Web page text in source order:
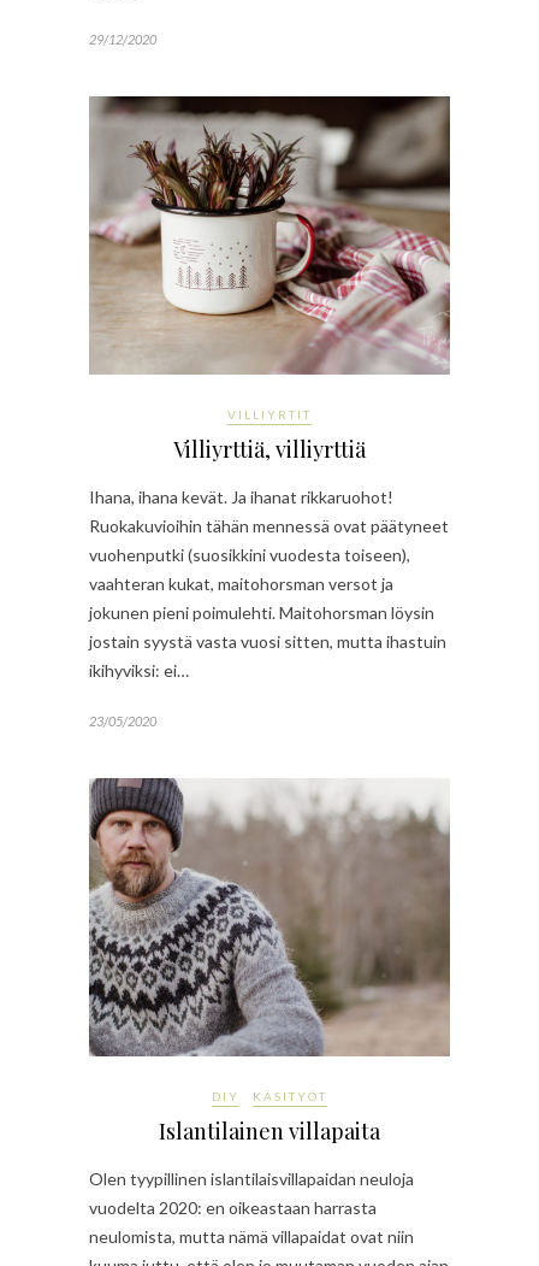
29/12/2020
VILLIYRTIT
Villiyrttiä, villiyrttiä
Ihana, ihana kevät. Ja ihanat rikkaruohot!
Ruokakuvioihin tähän mennessä ovat päätyneet
vuohenputki (suosikkini vuodesta toiseen),
vaahteran kukat, maitohorsman versot ja
jokunen pieni poimulehti. Maitohorsman löysin
jostain syystä vasta vuosi sitten, mutta ihastuin
ikihyviksi: ei…
23/05/2020
DIY KÄSITYÖT
Islantilainen villapaita
Olen tyypillinen islantilaisvillapaidan neuloja
vuodelta 2020: en oikeastaan harrasta
neulomista, mutta nämä villapaidat ovat niin